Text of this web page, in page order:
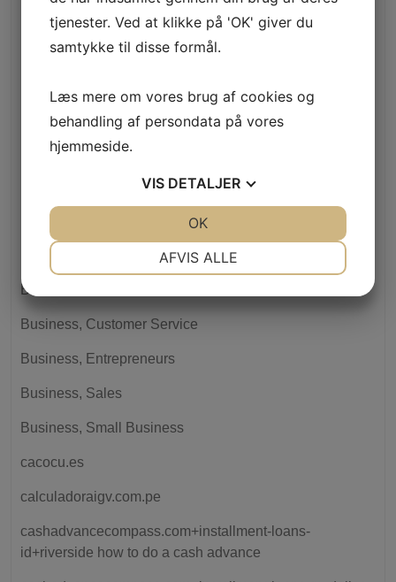
Bitcoin News
boaboa.pt
Bolig
Business, Careers
Business, Customer Service
Business, Entrepreneurs
Business, Sales
Business, Small Business
cacocu.es
calculadoraigv.com.pe
cashadvancecompass.com+installment-loans-
id+riverside how to do a cash advance
tjenester. Ved at klikke på 'OK' giver du
samtykke til disse formål.
Læs mere om vores brug af cookies og
behandling af persondata på vores
hjemmeside.
VIS DETALJER
AFVIS ALLE
OK